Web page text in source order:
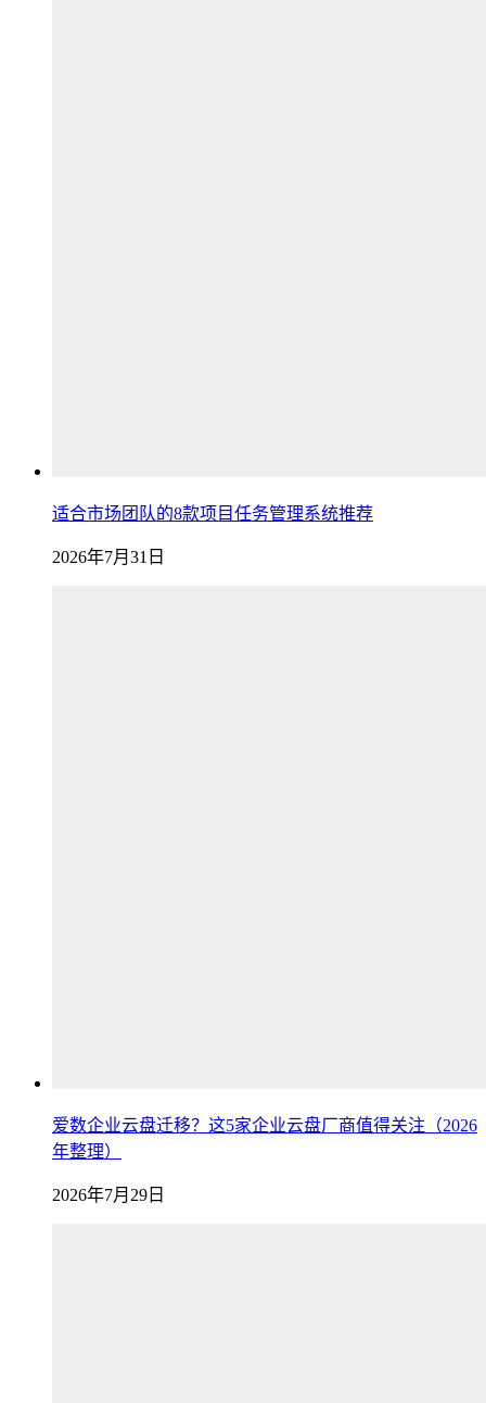
适合市场团队的8款项目任务管理系统推荐
2026年7月31日
爱数企业云盘迁移？这5家企业云盘厂商值得关注（2026
年整理）
2026年7月29日